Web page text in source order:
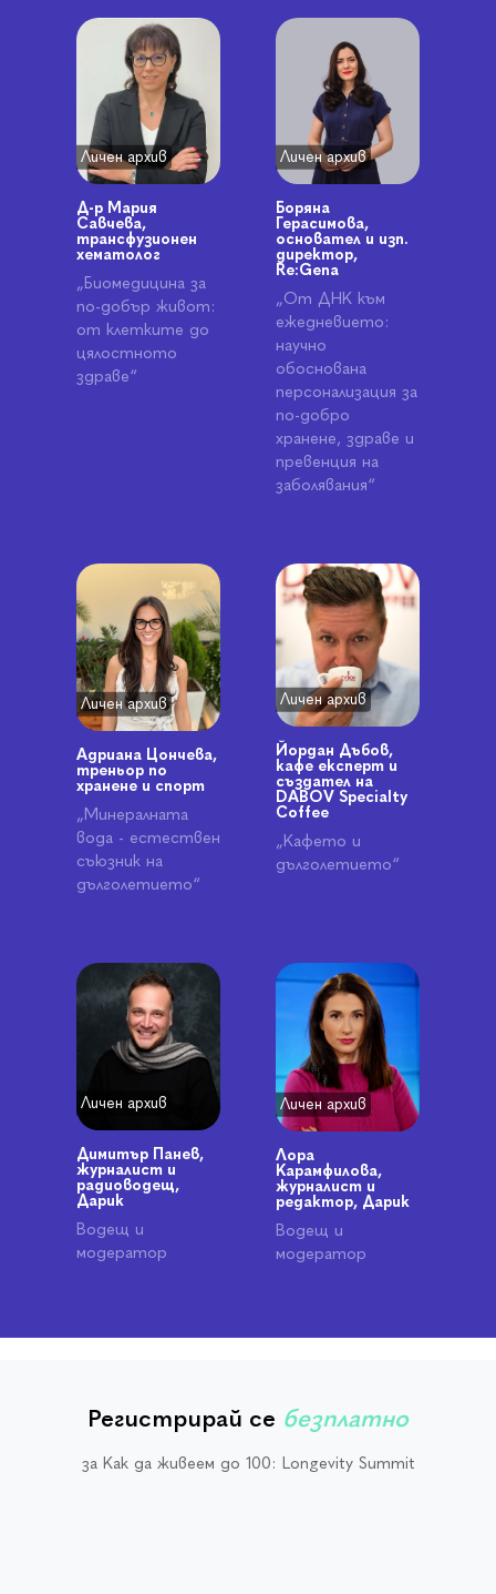
Личен архив
Д-р Мария
Савчева,
трансфузионен
хематолог
„Биомедицина за
по-добър живот:
от клетките до
цялостното
здраве“
Личен архив
Боряна
Герасимова,
основател и изп.
директор,
Re:Gena
„От ДНК към
ежедневието:
научно
обоснована
персонализация за
по-добро
хранене, здраве и
превенция на
заболявания“
Личен архив
Адриана Цончева,
треньор по
хранене и спорт
„Минералната
вода - естествен
съюзник на
дълголетието“
Личен архив
Йордан Дъбов,
кафе експерт и
създател на
DABOV Specialty
Coffee
„Кафето и
дълголетието“
Личен архив
Димитър Панев,
журналист и
радиоводещ,
Дарик
Водещ и
модератор
Личен архив
Лора
Карамфилова,
журналист и
редактор, Дарик
Водещ и
модератор
Регистрирай се безплатно
за Как да живеем до 100: Longevity Summit